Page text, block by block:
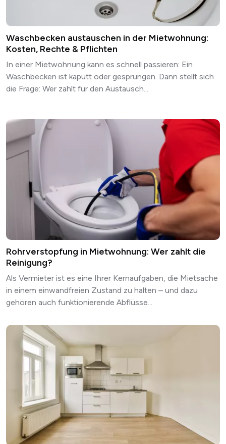
Waschbecken austauschen in der Mietwohnung:
Kosten, Rechte & Pflichten
In einer Mietwohnung kann es schnell passieren: Ein
Waschbecken ist kaputt oder gesprungen. Dann stellt sich
die Frage: Wer zahlt für den Austausch...
Rohrverstopfung in Mietwohnung: Wer zahlt die
Reinigung?
Als Vermieter ist es eine Ihrer Kernaufgaben, die Mietsache
in einem einwandfreien Zustand zu halten – und dazu
gehören auch funktionierende Abflüsse...